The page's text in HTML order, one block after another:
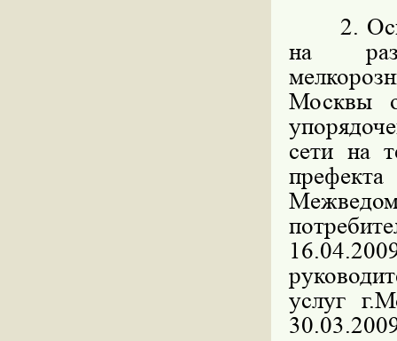
2.
на
Москвы
сети на
услуг